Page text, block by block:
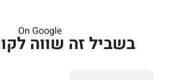
On Google
בשביל זה שווה